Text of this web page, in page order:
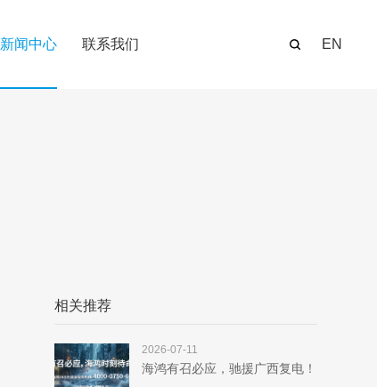
新闻中心 联系我们 EN
相关推荐
2026-07-11
海鸿有召必应，驰援广西复电！